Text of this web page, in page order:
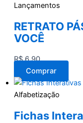
Lançamentos
RETRATO
VOCÊ
R$6,90
Comprar
Alfabetização
Fichas